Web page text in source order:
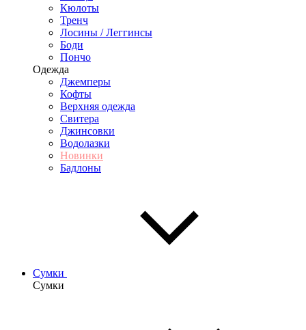
Кюлоты
Тренч
Лосины / Леггинсы
Боди
Пончо
Одежда
Джемперы
Кофты
Верхняя одежда
Свитера
Джинсовки
Водолазки
Новинки
Бадлоны
Сумки
Сумки